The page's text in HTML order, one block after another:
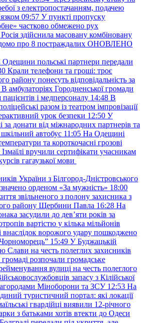
з електропостачанням, подачею
09:57 У пункті пропуску
частково обмежено рух
Росія здійснила масовану комбіновану
про 8 постраждалих ОНОВЛЕНО
Одещини польські партнери передали
Крали телефони та гроші: троє
району понесуть відповідальність за
В амбулаторіях Городненської громади
і медперсоналу 14:48 В
разом із театром імпровізації
урок безпеки 12:50 У
за донати від міжнародних партнерів та
автобус 11:05 На Одещині
та короткочасні грозові
вручили сертифікати учасникам
гагаузької мови
України з Білгород-Дністровського
орденом «За мужність» 18:00
звільненого з полону захисника з
району Щербини Павла 16:28 На
засудили до дев’яти років за
вартістю у кілька мільйонів
внаслідок ворожого удару пошкоджено
15:49 У Буджацькій
Слави на честь полеглих захисників
розпочали громадське
вулиці на честь полеглого
запасу з Кілійської
Міноборони та ЗСУ 12:53 На
туристичний портал: які локації
гвардійці виявили 12-річного
з батьками хотів втекти до Одеси